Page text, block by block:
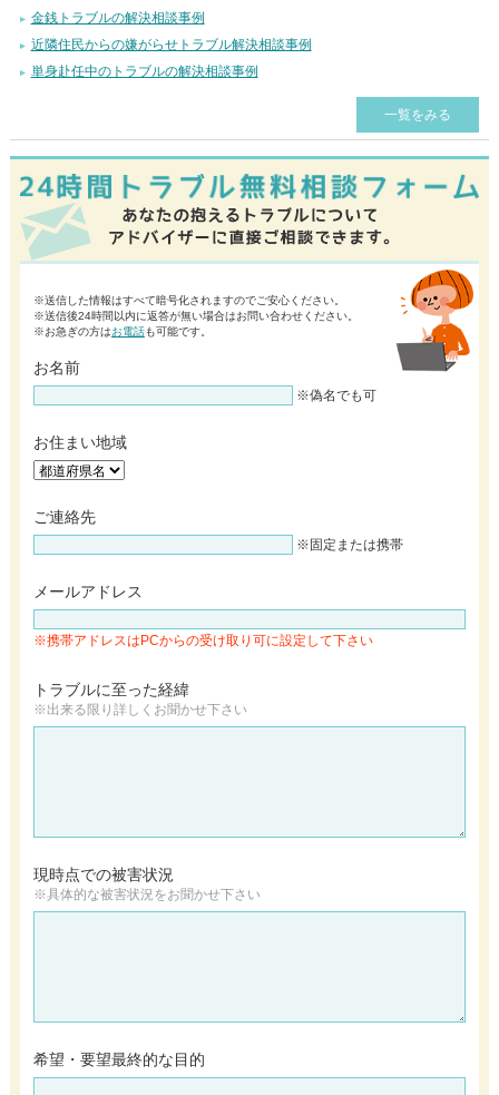
金銭トラブルの解決相談事例
近隣住民からの嫌がらせトラブル解決相談事例
単身赴任中のトラブルの解決相談事例
一覧をみる
※送信した情報はすべて暗号化されますのでご安心ください。
※送信後24時間以内に返答が無い場合はお問い合わせください。
※お急ぎの方はお電話も可能です。
お名前
※偽名でも可
お住まい地域
ご連絡先
※固定または携帯
メールアドレス
※携帯アドレスはPCからの受け取り可に設定して下さい
トラブルに至った経緯
※出来る限り詳しく お聞かせ下さい
現時点での被害状況
※具体的な被害状況をお聞かせ下さい
希望・要望最終的な目的